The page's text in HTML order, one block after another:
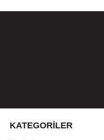
KATEGORILER